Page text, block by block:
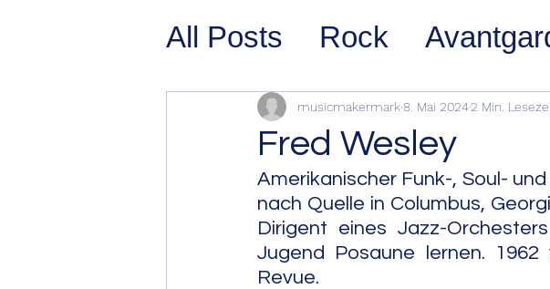
All Posts Rock
Prog Rock Post Rock
Psychedelic/Space Rock
Hard Rock Garage
Fred Wesley
musicmakermark8. Mai 20242 Min.
Amerikanischer Funk-, Soul-
nach Quelle in Columbus,
Dirigent eines Jazz-
Jugend Posaune lernen.
Revue.